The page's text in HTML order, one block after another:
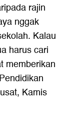
rajin
nggak
Kalau
harus cari
memberikan
Kamis